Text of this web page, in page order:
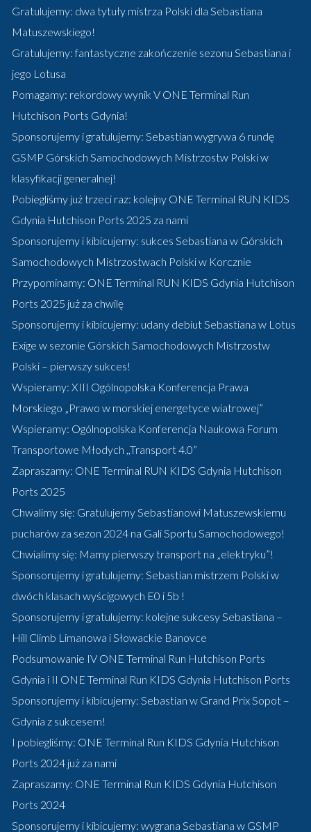
Gratulujemy: dwa tytuły mistrza Polski dla Sebastiana
Matuszewskiego!
Gratulujemy: fantastyczne zakończenie sezonu Sebastiana i
jego Lotusa
Pomagamy: rekordowy wynik V ONE Terminal Run
Hutchison Ports Gdynia!
Sponsorujemy i gratulujemy: Sebastian wygrywa 6 rundę
GSMP Górskich Samochodowych Mistrzostw Polski w
klasyfikacji generalnej!
Pobiegliśmy już trzeci raz: kolejny ONE Terminal RUN KIDS
Gdynia Hutchison Ports 2025 za nami
Sponsorujemy i kibicujemy: sukces Sebastiana w Górskich
Samochodowych Mistrzostwach Polski w Korcznie
Przypominamy: ONE Terminal RUN KIDS Gdynia Hutchison
Ports 2025 już za chwilę
Sponsorujemy i kibicujemy: udany debiut Sebastiana w Lotus
Exige w sezonie Górskich Samochodowych Mistrzostw
Polski – pierwszy sukces!
Wspieramy: XIII Ogólnopolska Konferencja Prawa
Morskiego „Prawo w morskiej energetyce wiatrowej”
Wspieramy: Ogólnopolska Konferencja Naukowa Forum
Transportowe Młodych ,,Transport 4.0”
Zapraszamy: ONE Terminal RUN KIDS Gdynia Hutchison
Ports 2025
Chwalimy się: Gratulujemy Sebastianowi Matuszewskiemu
pucharów za sezon 2024 na Gali Sportu Samochodowego!
Chwialimy się: Mamy pierwszy transport na „elektryku”!
Sponsorujemy i gratulujemy: Sebastian mistrzem Polski w
dwóch klasach wyścigowych E0 i 5b !
Sponsorujemy i gratulujemy: kolejne sukcesy Sebastiana –
Hill Climb Limanowa i Słowackie Banovce
Podsumowanie IV ONE Terminal Run Hutchison Ports
Gdynia i II ONE Terminal Run KIDS Gdynia Hutchison Ports
Sponsorujemy i kibicujemy: Sebastian w Grand Prix Sopot –
Gdynia z sukcesem!
I pobiegliśmy: ONE Terminal Run KIDS Gdynia Hutchison
Ports 2024 już za nami
Zapraszamy: ONE Terminal Run KIDS Gdynia Hutchison
Ports 2024
Sponsorujemy i kibicujemy: wygrana Sebastiana w GSMP